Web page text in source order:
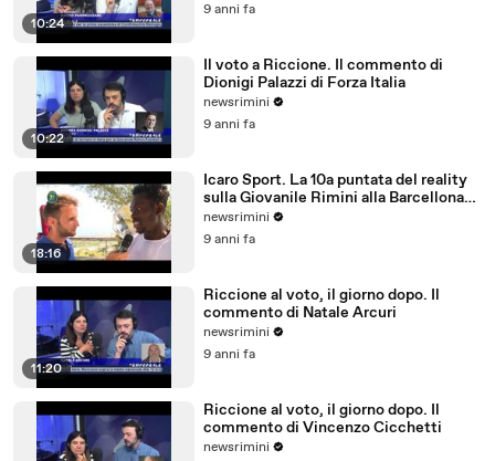
10:24
9 anni fa
10:22
Il voto a Riccione. Il commento di
Dionigi Palazzi di Forza Italia
newsrimini
9 anni fa
18:16
Icaro Sport. La 10a puntata del reality
sulla Giovanile Rimini alla Barcellona
Professional Cup
newsrimini
9 anni fa
11:20
Riccione al voto, il giorno dopo. Il
commento di Natale Arcuri
newsrimini
9 anni fa
Riccione al voto, il giorno dopo. Il
commento di Vincenzo Cicchetti
newsrimini